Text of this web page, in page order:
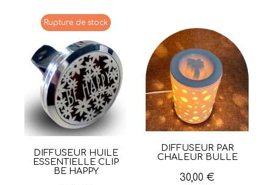
Rupture de stock
Aperçu rapide
DIFFUSEUR HUILE
ESSENTIELLE CLIP
BE HAPPY
Aperçu rapide
DIFFUSEUR PAR
CHALEUR BULLE
30,00 €